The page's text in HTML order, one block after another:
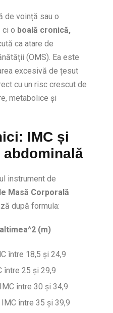
de voință sau o
ci o boală cronică,
ca atare de
(OMS). Ea este
excesivă de țesut
cu un risc crescut de
metabolice și
IMC și
instrument de
Masă Corporală
după formula:
(m)
între 18,5 și 24,9
între 25 și 29,9
IMC între 30 și 34,9
IMC între 35 și 39,9